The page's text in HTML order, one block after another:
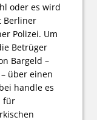
oder es wird
Berliner
Polizei. Um
Betrüger
Bargeld –
über einen
handle es
für